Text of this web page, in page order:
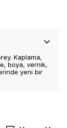
Kaplama,
boya, vernik,
yeni bir